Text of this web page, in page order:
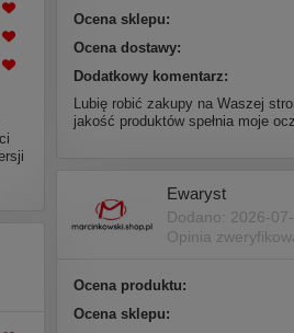
Ocena sklepu:
Ocena dostawy:
Dodatkowy komentarz:
Lubię robić zakupy na Waszej
jakość produktów spełnia moje
Ewaryst
Dodano: 2026-
Opinia
Ocena produktu:
Ocena sklepu: